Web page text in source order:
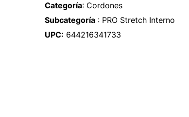
Categoría: Cordones
Subcategoría : PRO Stretch Interno
UPC: 644216341733